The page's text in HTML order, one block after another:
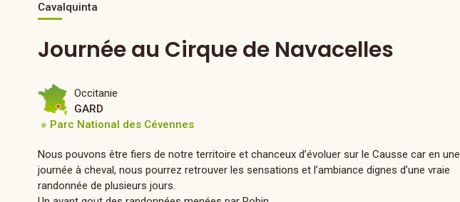
Cavalquinta
Journée au Cirque de Navacelles
Occitanie
GARD
※ Parc National des Cévennes
Nous pouvons être fiers de notre territoire et chanceux d’évoluer sur le Causse car en une
journée à cheval, nous pourrez retrouver les sensations et l’ambiance dignes d’une vraie
randonnée de plusieurs jours.